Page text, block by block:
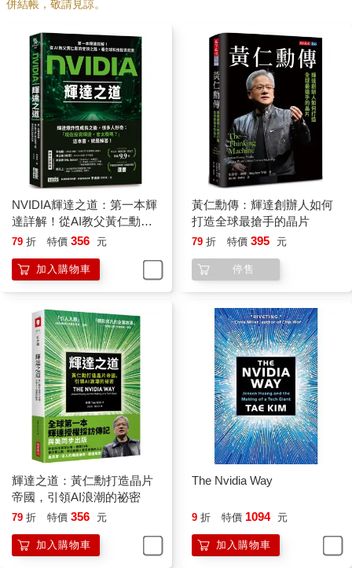
前，輝達販售的是200美元的遊戲配件，現在出貨的產品是要價數
百萬美元、大到占據整層樓的超級運算設備。透過和OpenAI等先
驅合作，輝達已連續十年每年都把深度學習的應用速度提高十
倍。所有主要的人工智慧應用程式軟體，如AI圖像生成工具
Midjourney、AI聊天機器人ChatGPT、AI助理Copilot等，都是在
輝達的機器上開發出來的。因為運算能力提升百億倍，現代AI技
術才有這種繁花錦簇的盛況。
由於輝達幾乎獨占AI硬體的市場，黃仁勳可以說是這個產業的霸
主。當然，他擁有的AI金雞母比任何人還要多。就一夜致富的奇
蹟而言，他最像加州第一位百萬富翁山繆爾‧布雷能（Samuel
Brannan）；這名富翁1849年在舊金山靠著販賣淘金工具賺得腰
纏萬貫。只不過黃仁勳賣的不是鏟子，而是價值高達3萬美元、內
建千億顆電晶體的AI訓練晶片。目前，要購買輝達最新的晶片起
碼得等上一年，在中國黑市，輝達晶片的售價甚至高達原價的兩
然而，黃仁勳的思考方式不像商人，反倒像工程師。他會把複雜
的概念分解成簡單的原理，然後充分利用這些原理。我們一起吃
早餐時，他說：「我會盡最大的努力，不讓公司倒閉。」又說：
「我會竭盡全力避免失敗。」數位運算的基礎架構自IBM在1960
年代初期推出以來一直沒有什麼改變，他相信，隨著AI的發展，
我們必須重新思考數位運算的概念。「深度學習不是一種演算
法，」他說。「深度學習是一種方法，一種開發軟體的新方
式。」
這種新軟體具有難以置信的能力，可以像人類一樣說話，能撰寫
大學入學申請論文、解決數學難題、提供專業的醫療診斷，甚至
可以共同主持Podcast節目。它會隨著運算能力的增強而擴大規
模，發展似乎永不停滯。在我們共進早餐前一晚，我看了一段影
片，搭載這種新軟體的機器人似乎認出自己的手，然後開始把一
堆彩色積木分類。這段影片教我不寒而慄：人類的滅絕似乎近在
眼前。黃仁勳用手抓著鬆餅把香腸捲起來，對我的擔憂不以為
說：「這跟微波爐的原理沒什麼兩樣。」我追問：跟微波爐相
比，一個有自主能力的機器人必然會帶來更多風險，不是嗎？他
併結帳，敬請見諒。
NVIDIA輝達之道：第一本輝
達詳解！從AI教父黃仁勳的
登頂之路，看全球科技投資
79 折 特價 356 元
加入購物車
黃仁勳傳：輝達創辦人如何
打造全球最搶手的晶片
79 折 特價 395 元
停售
輝達之道：黃仁勳打造晶片
帝國，引領AI浪潮的祕密
79 折 特價 356 元
加入購物車
The Nvidia Way
9 折 特價 1094 元
加入購物車